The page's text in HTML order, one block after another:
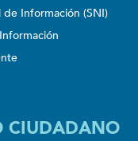
de Información (SNI)
CIUDADANO